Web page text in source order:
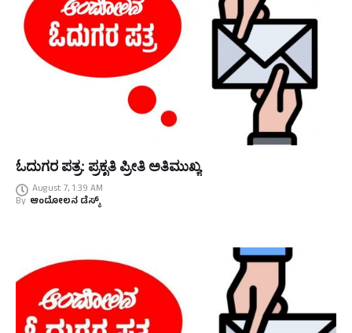
ಓದುಗರ ಪತ್ರ: ಪ್ರಕೃತಿ ಪ್ರೀತಿ ಅತಿಮುಖ್ಯ
August 7, 1:39 AM
By ಆಂದೋಲನ ಡೆಸ್ಕ್